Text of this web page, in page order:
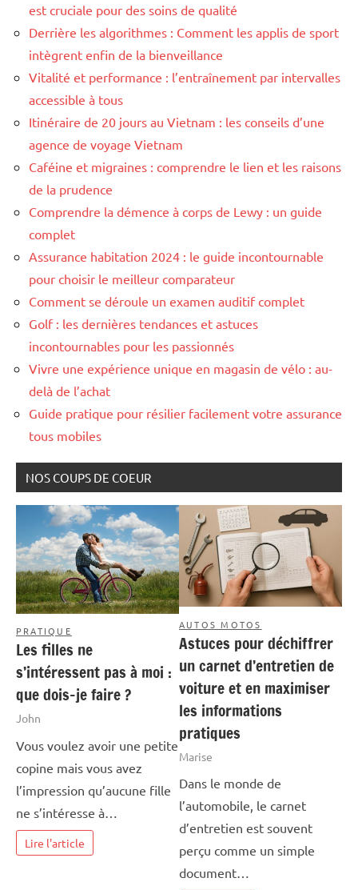
est cruciale pour des soins de qualité
Derrière les algorithmes : Comment les applis de sport
intègrent enfin de la bienveillance
Vitalité et performance : l’entraînement par intervalles
accessible à tous
Itinéraire de 20 jours au Vietnam : les conseils d’une
agence de voyage Vietnam
Caféine et migraines : comprendre le lien et les raisons
de la prudence
Comprendre la démence à corps de Lewy : un guide
complet
Assurance habitation 2024 : le guide incontournable
pour choisir le meilleur comparateur
Comment se déroule un examen auditif complet
Golf : les dernières tendances et astuces
incontournables pour les passionnés
Vivre une expérience unique en magasin de vélo : au-
delà de l’achat
Guide pratique pour résilier facilement votre assurance
tous mobiles
NOS COUPS DE COEUR
PRATIQUE
Les filles ne
s’intéressent pas à moi :
que dois-je faire ?
John
Vous voulez avoir une petite
copine mais vous avez
l’impression qu’aucune fille
ne s’intéresse à…
Lire l'article
AUTOS MOTOS
Astuces pour déchiffrer
un carnet d’entretien de
voiture et en maximiser
les informations
pratiques
Marise
Dans le monde de
l’automobile, le carnet
d’entretien est souvent
perçu comme un simple
document…